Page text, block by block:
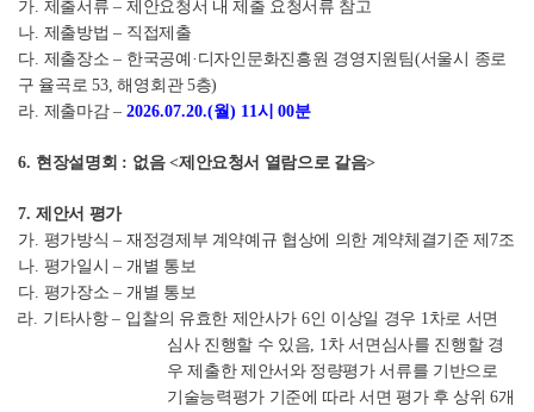
가. 제출서류 – 제안요청서 내 제출 요청서류 참고
나. 제출방법 – 직접제출
다. 제출장소 – 한국공예 · 디자인문화진흥원 경영지원팀(서울시 종로
구 율곡로53,해영회관5층)
라. 제출마감 – 2026.07.20.(월 ) 11 시 00분
6. 현장설명회 : 없음 <제안요청서 열람으로 갈음>
7. 제안서 평가
가. 평가방식 – 재정경제부 계약예규 협상에 의한 계약체결기준 제 7조
나. 평가일시 – 개별 통보
다. 평가장소 – 개별 통보
라 기타사항– 입찰의 유효한 제안사가 6인 이상일 경우 1 차로 서면
심사 진행할 수 있음 , 1 차 서면심사를 진행할 경
우 제출한 제안서와 정량평가 서류를 기반으로
기술능력평가 기준에 따라 서면 평가 후 상위6개